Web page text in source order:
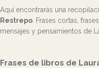
Aquí encontrarás una
Restrepo . Frases cortas,
mensajes y pensamientos de
Frases de libros de